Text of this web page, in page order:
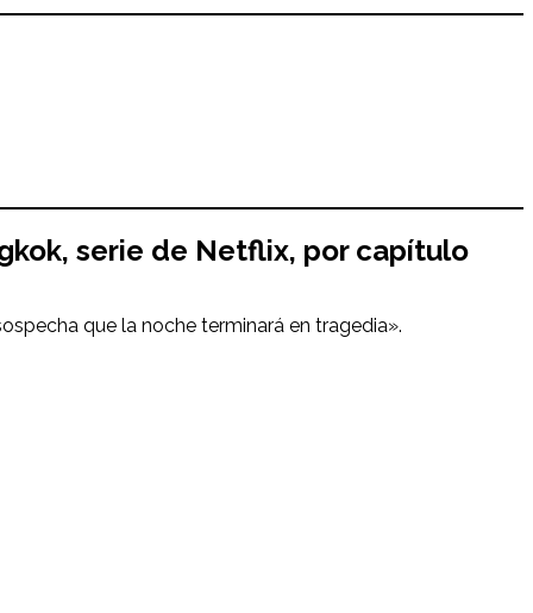
, serie de Netflix, por capítulo
que la noche terminará en tragedia».